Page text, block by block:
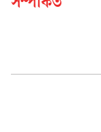
সম্পর্কিত